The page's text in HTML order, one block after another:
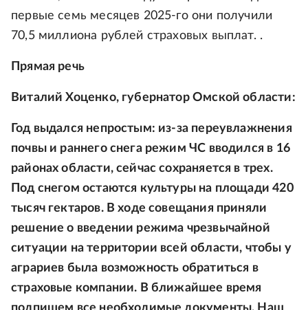
первые семь месяцев 2025-го они получили
70,5 миллиона рублей страховых выплат. .
Прямая речь
Виталий Хоценко, губернатор Омской области:
Год выдался непростым: из-за переувлажнения
почвы и раннего снега режим ЧС вводился в 16
районах области, сейчас сохраняется в трех.
Под снегом остаются культуры на площади 420
тысяч гектаров. В ходе совещания приняли
решение о введении режима чрезвычайной
ситуации на территории всей области, чтобы у
аграриев была возможность обратиться в
страховые компании. В ближайшее время